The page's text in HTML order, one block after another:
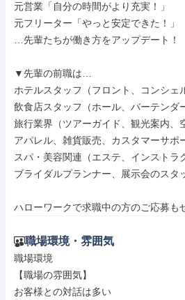
元営業「自分の時間がより充実！」
元フリーター「やっと安定できた！」
…先輩たちが働き方をアップデート！
▼先輩の前職は…
ホテルスタッフ（フロント、コンシェ
飲食店スタッフ（ホール、バーテンダ
旅行業界（ツアーガイド、観光案内、
アパレル、雑貨販売、カスタマーサポ
スパ・美容関連（エステ、インストラ
ブライダルプランナー、展示会のスタ
ハローワークで求職中の方のご応募も
職場環境・雰囲気
職場環境
【職場の雰囲気】
お客様との対話は多い